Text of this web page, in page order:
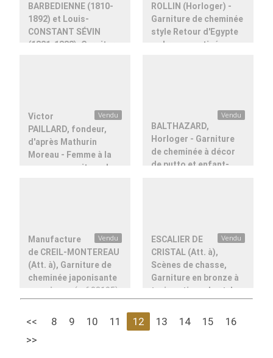
BARBEDIENNE (1810-
1892) et Louis-
CONSTANT SÉVIN
(1821-1888), Garniture
ROLLIN (Horloger) -
Garniture de cheminée
style Retour d'Egypte
en bronze patiné,
Vendu
Victor
PAILLARD, fondeur,
d'après Mathurin
Moreau - Femme à la
conque, garniture de
Vendu
BALTHAZARD,
Horloger - Garniture
de cheminée à décor
de putto et enfant-
Vendu
Manufacture
de CREIL-MONTEREAU
(Att. à), Garniture de
cheminée japonisante
au poisson
(ref.03195)
Vendu
ESCALIER DE
CRISTAL (Att. à),
Scènes de chasse,
Garniture en bronze à
trois patines de style
<< 8 9 10 11 12 13 14 15
16
>>